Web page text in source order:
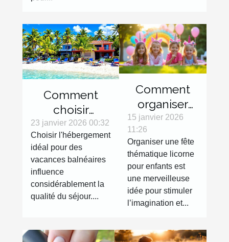
Comment
choisir
l'hébergement
idéal pour vos
vacances
balnéaires ?
23 janvier 2026 00:32
Choisir l'hébergement
idéal pour des
vacances balnéaires
influence
considérablement la
qualité du séjour....
Comment
organiser
une fête
thématique
licorne pour
enfants ?
15 janvier 2026
11:26
Organiser une fête
thématique licorne
pour enfants est
une merveilleuse
idée pour stimuler
l’imagination et...